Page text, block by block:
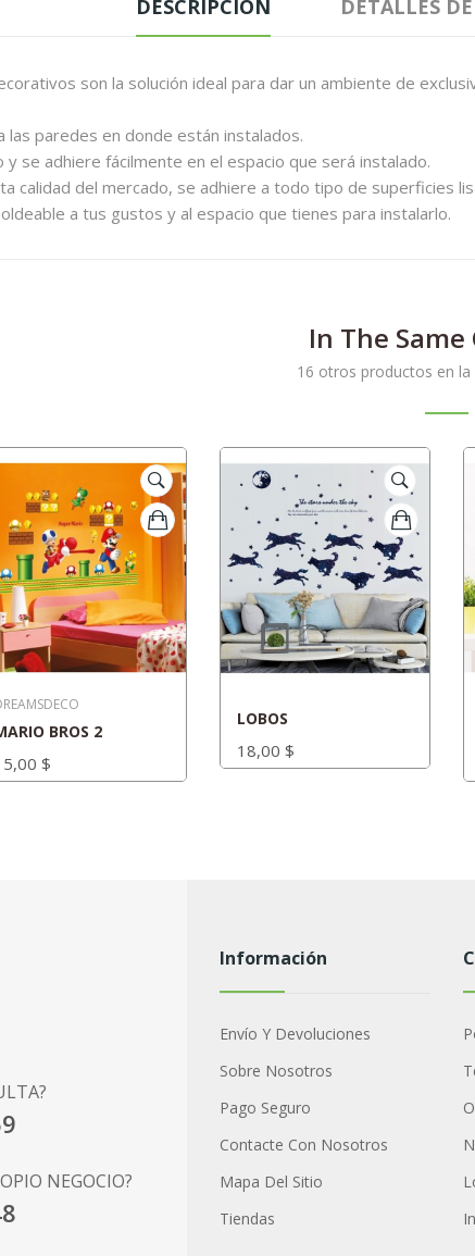
DESCRIPCIÓN DETALLES
son la solución ideal para dar un ambiente de
las paredes en donde están instalados.
se adhiere fácilmente en el espacio que será instalado.
calidad del mercado, se adhiere a todo tipo de superficies
a tus gustos y al espacio que tienes para instalarlo.
In The
16 otros productos en
BROS 2
$
LOBOS
18,00 $
NEGOCIO?
Información
Envío Y Devoluciones
Sobre Nosotros
Pago Seguro
Contacte Con Nosotros
Mapa Del Sitio
Tiendas